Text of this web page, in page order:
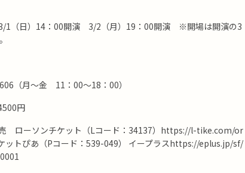
1（日）14：00開演 3/2（月）19：00開演 ※開場は開演の3
（月～金 11：00～18：00）
円
ローソンチケット（Lコード：34137）https://l-tike.com/or
トぴあ（Pコード：539-049） イープラスhttps://eplus.jp/sf/